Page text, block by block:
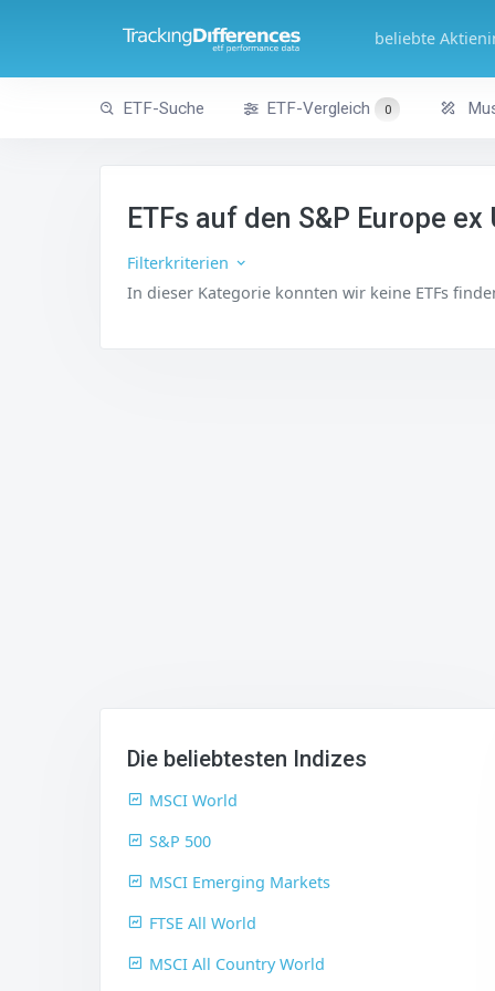
beliebte
ETF-Suche ETF-Vergleich 0
ETFs auf den S&P Europe
Filterkriterien
In dieser Kategorie konnten wir keine ETFs
Die beliebtesten Indizes
MSCI World
S&P 500
MSCI Emerging Markets
FTSE All World
MSCI All Country World